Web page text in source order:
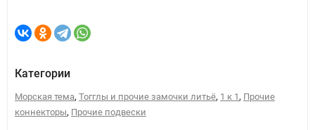
Категории
Морская тема, Тогглы и прочие замочки литьё, 1 к 1 , Прочие
коннекторы, Прочие подвески